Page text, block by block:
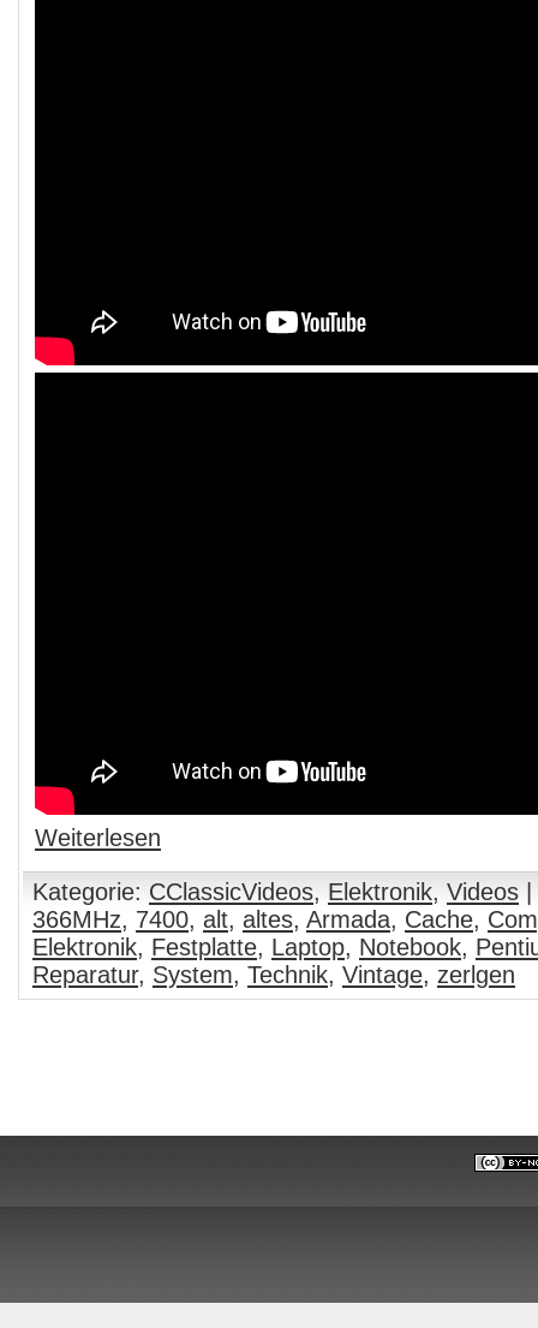
Weiterlesen
Kategorie: CClassicVideos, Elektronik, Videos
366MHz, 7400, alt, altes, Armada, Cache,
Elektronik, Festplatte, Laptop, Notebook,
Reparatur, System, Technik, Vintage, zerlgen